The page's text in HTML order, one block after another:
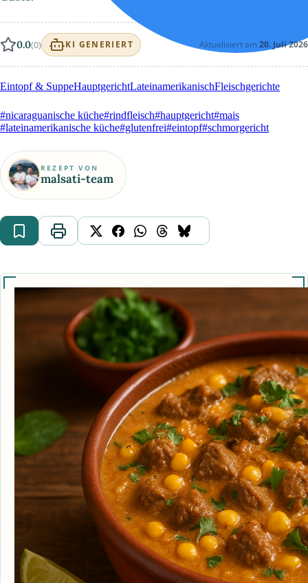
0.0(0) KI GENERIERT Aktualisiert am 20. Juli 2026
Eintopf & SuppeHauptgerichtLateinamerikanischFleischgerichte
#nicaraguanische küche#rindfleisch#hauptgericht#mais
#lateinamerikanische küche#glutenfrei#eintopf#schmorgericht
REZEPT VON
malsati-team